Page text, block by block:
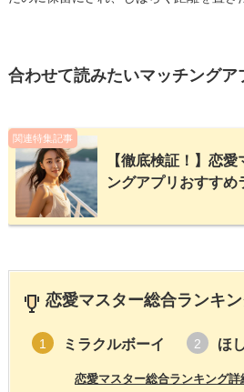
合わせて読みたいマッチングア
関連特集記事
【徹底検証！】恋
ングアプリおすすめ
恋愛マスター総合ランキ
1 ミラクルボーイ 2 ほ
恋愛マスター総合ランキング詳